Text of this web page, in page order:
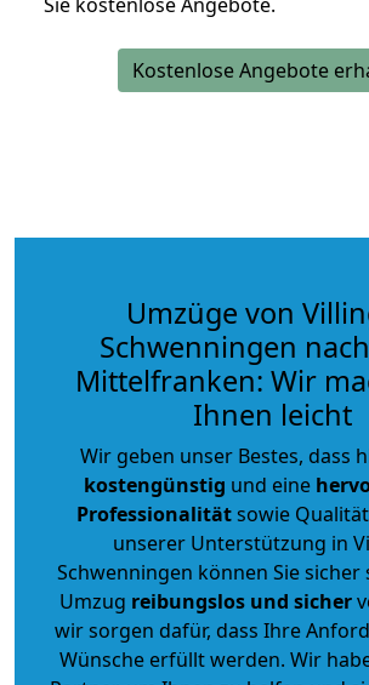
Kostenlose Angebote
Umzüge von
Schwenningen
Mittelfranken: Wir
Ihnen leicht
Wir geben unser Bestes, dass
kostengünstig und eine
Professionalitätsowie
unserer Unterstützung in
Schwenningen können Sie sicher
Umzug reibungslos und sicher
wir sorgen dafür, dass Ihre
Wünsche erfüllt werden. Wir